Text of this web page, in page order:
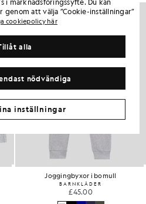
Joggingbyxor i bomull
BARNKLÄDER
£45.00
genom att välja ”Cookie-inställningar”
cookiepolicy här
nödvändiga
alla
inställningar